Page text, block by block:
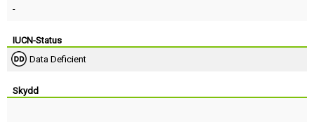
-
IUCN-Status
Data Deficient
Skydd